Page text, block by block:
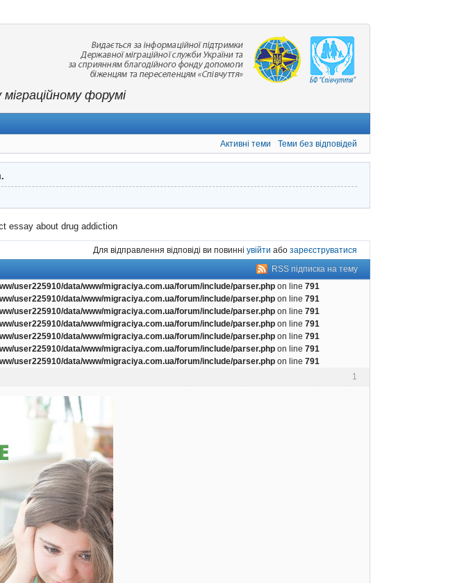
форумі
Активні теми Теми без відповідей
essay about drug addiction
Для відправлення відповіді ви повинні увійти або зареєструватися
RSS підписка на тему
user225910/data/www/migraciya.com.ua/forum/include/parser.php on line 791
user225910/data/www/migraciya.com.ua/forum/include/parser.php on line 791
user225910/data/www/migraciya.com.ua/forum/include/parser.php on line 791
user225910/data/www/migraciya.com.ua/forum/include/parser.php on line 791
user225910/data/www/migraciya.com.ua/forum/include/parser.php on line 791
user225910/data/www/migraciya.com.ua/forum/include/parser.php on line 791
user225910/data/www/migraciya.com.ua/forum/include/parser.php on line 791
1